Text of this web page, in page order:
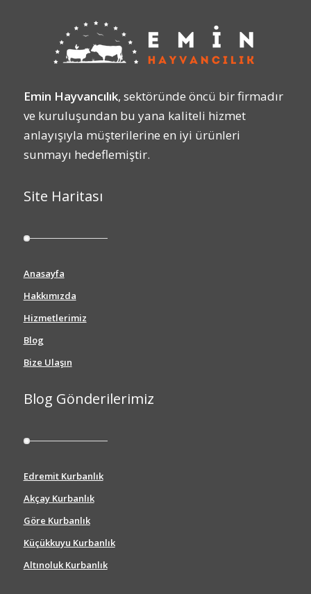
Emin Hayvancılık, sektöründe öncü bir firmadır
ve kuruluşundan bu yana kaliteli hizmet
anlayışıyla müşterilerine en iyi ürünleri
sunmayı hedeflemiştir.
Site Haritası
Anasayfa
Hakkımızda
Hizmetlerimiz
Blog
Bize Ulaşın
Blog Gönderilerimiz
Edremit Kurbanlık
Akçay Kurbanlık
Göre Kurbanlık
Küçükkuyu Kurbanlık
Altınoluk Kurbanlık